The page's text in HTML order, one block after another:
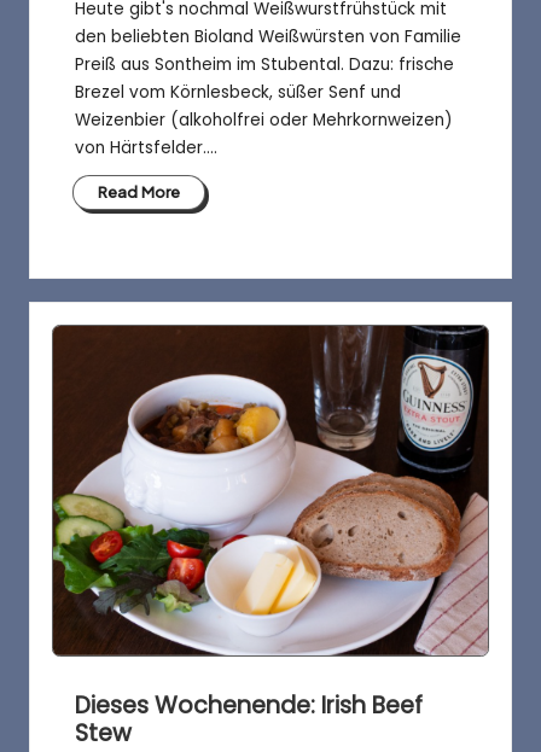
Heute gibt's nochmal Weißwurstfrühstück mit
den beliebten Bioland Weißwürsten von Familie
Preiß aus Sontheim im Stubental. Dazu: frische
Brezel vom Körnlesbeck, süßer Senf und
Weizenbier (alkoholfrei oder Mehrkornweizen)
von Härtsfelder.…
Read More
Dieses Wochenende: Irish Beef
Stew